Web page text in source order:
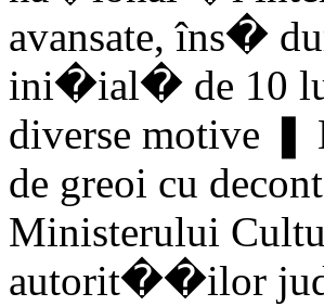
avansate, îns�
ini�ial� de 10
diverse motive ❚
de greoi cu
Ministerului
autorit��ilor